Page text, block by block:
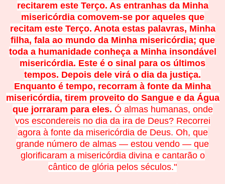
recitarem este Terço. As entranhas da Minha
misericórdia comovem-se por aqueles que
recitam este Terço. Anota estas palavras, Minha
filha, fala ao mundo da Minha misericórdia; que
toda a humanidade conheça a Minha insondável
misericórdia. Este é o sinal para os últimos
tempos. Depois dele virá o dia da justiça.
Enquanto é tempo, recorram à fonte da Minha
misericórdia, tirem proveito do Sangue e da Água
que jorraram para eles. Ó almas humanas, onde
vos escondereis no dia da ira de Deus? Recorrei
agora à fonte da misericórdia de Deus. Oh, que
grande número de almas — estou vendo — que
glorificaram a misericórdia divina e cantarão o
cântico de glória pelos séculos."